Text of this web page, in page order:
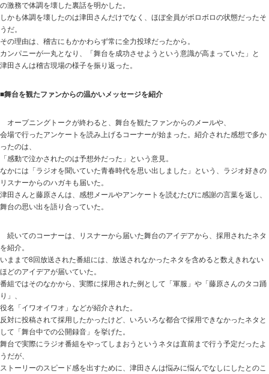
の激務で体調を壊した裏話を明かした。
しかも体調を壊したのは津田さんだけでなく、ほぼ全員がボロボロの状態だったそ
うだ。
その理由は、稽古にもかかわらず常に全力投球だったから。
カンパニーが一丸となり、「舞台を成功させようという意識が高まっていた」と
津田さんは稽古現場の様子を振り返った。
■舞台を観たファンからの温かいメッセージを紹介
オープニングトークが終わると、舞台を観たファンからのメールや、
会場で行ったアンケートを読み上げるコーナーが始まった。紹介された感想で多か
ったのは、
「感動で泣かされたのは予想外だった」という意見。
なかには「ラジオを聞いていた青春時代を思い出しました」という、ラジオ好きの
リスナーからのハガキも届いた。
津田さんと藤原さんは、感想メールやアンケートを読むたびに感謝の言葉を返し、
舞台の思い出を語り合っていた。
続いてのコーナーは、リスナーから届いた舞台のアイデアから、採用されたネタ
を紹介。
いままで8回放送された番組には、放送されなかったネタを含めると数えきれない
ほどのアイデアが届いていた。
番組ではそのなかから、実際に採用された例として「軍服」や「藤原さんのタコ踊
り」、
役名「イワオイワオ」などが紹介された。
反対に投稿されて採用したかったけど、いろいろな都合で採用できなかったネタと
して「舞台中での公開録音」を挙げた。
舞台で実際にラジオ番組をやってしまおうというネタは直前まで行う予定だったよ
うだが、
ストーリーのスピード感を出すために、津田さんは悩みに悩んでなしにしたとのこ